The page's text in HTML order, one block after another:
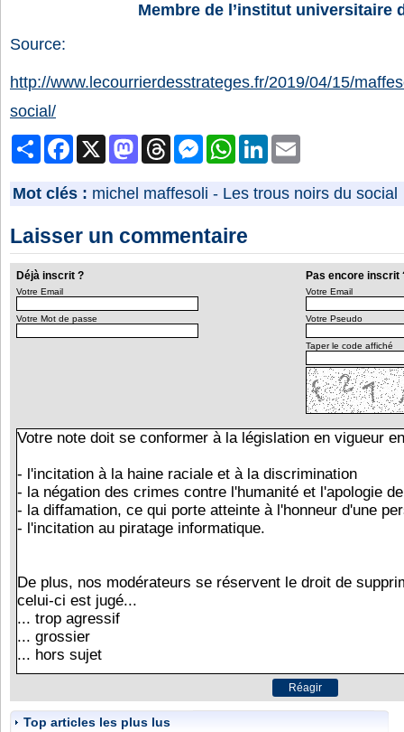
Membre de l’institut universitaire
Source:
http://www.lecourrierdesstrateges.fr/2019/04/15/
social/
PartagerFacebook MastodonThreads MessengerWhatsAppLinkedIn
Mot clés : michel maffesoli - Les trous noirs du social
Laisser un commentaire
Déjà inscrit ? Pas encore inscrit
Votre Email
Votre Mot de passe
Votre Email
Votre Pseudo
Taper le code affiché
Top articles les plus lus